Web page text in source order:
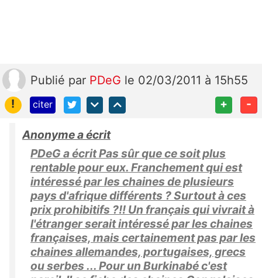
Publié par PDeG le 02/03/2011 à 15h55
!
citer + -
Anonyme a écrit
PDeG a écrit Pas sûr que ce soit plus
rentable pour eux. Franchement qui est
intéressé par les chaines de plusieurs
pays d'afrique différents ? Surtout à ces
prix prohibitifs ?!! Un français qui vivrait à
l'étranger serait intéressé par les chaines
françaises, mais certainement pas par les
chaines allemandes, portugaises, grecs
ou serbes ... Pour un Burkinabé c'est